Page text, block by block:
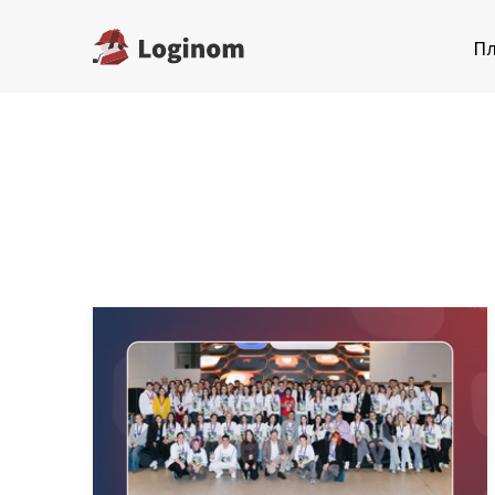
редакцию
Запросить trial сервера
Демостенды
AI